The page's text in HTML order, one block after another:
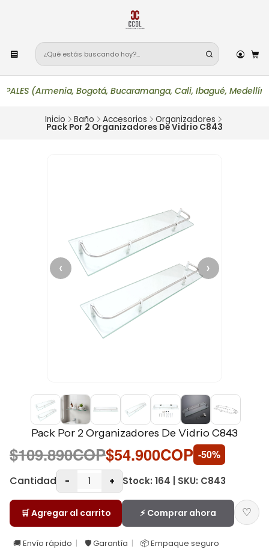
(Armenia, Bogotá, Bucaramanga, Cali, Ibagué,
Inicio Baño Accesorios Organizadores
Pack Por 2 Organizadores De Vidrio C843
‹ ›
Pack Por 2 Organizadores De Vidrio C843
$109.890COP$54.900COP -50%
Cantidad
- + Stock: 164 | SKU: C843
🛒 Agregar al carrito ⚡ Comprar ahora ♡
🚚 Envío rápido 🛡️ Garantía 📦 Empaque seguro